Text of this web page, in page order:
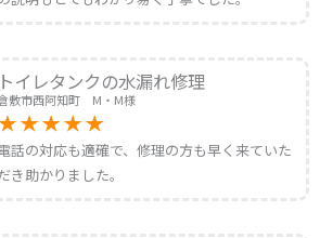
トイレタンクの水漏れ修理
敷市西阿知町 M・M様
話の対応も適確で、修理の方も早く来ていた
き助かりました。